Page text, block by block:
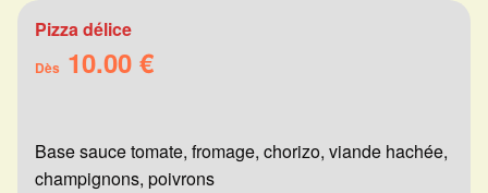
Pizza délice
Dès 10.00 €
Base sauce tomate, fromage, chorizo, viande hachée,
champignons, poivrons